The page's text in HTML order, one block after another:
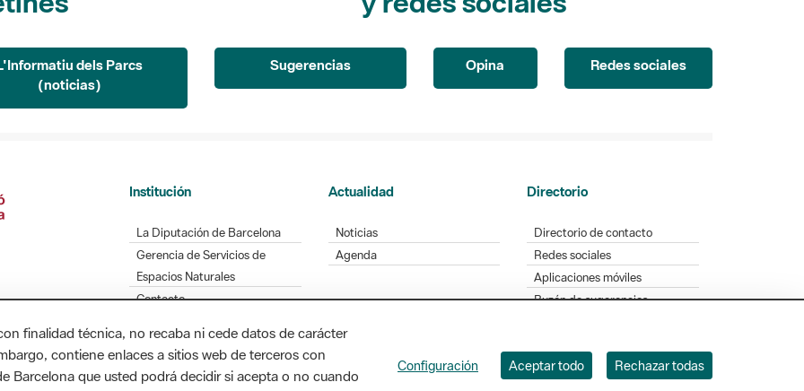
(noticias)
Gerencia de Servicios de
Espacios Naturales
Contacto
Agenda
Redes sociales
Aplicaciones móviles
Buzón de sugerencias
Opinión sobre los parques
Diputación de Barcelona. Edifici Llacuna, 1a planta. Badajoz, 49. 08005 Barcelona. Tel. 934 022 428
/ xarxaparcs@diba.cat
finalidad técnica, no recaba ni cede datos de carácter
contiene enlaces a sitios web de terceros con
Barcelona que usted podrá decidir si acepta o no cuando
Configuración Aceptar todo Rechazar todas